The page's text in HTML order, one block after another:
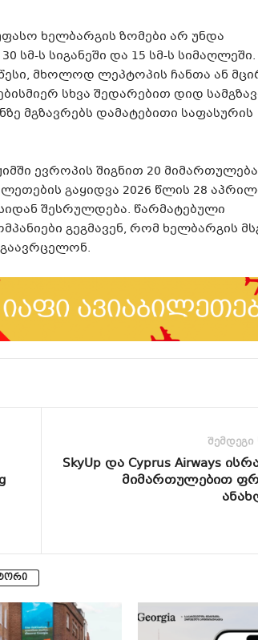
ხელბარგის ზომები არ უნდა
სმ-ს სიგანეში და 15 სმ-ს სიმაღლეში.
მხოლოდ ლეპტოპის ჩანთა ან
სხვა შედარებით დიდ
მგზავრებს დამატებითი საფასურის
ევროპის შიგნით 20
გაყიდვა 2026 წლის 28
შესრულდება. წარმატებული
გეგმავენ, რომ ხელბარგის
გაავრცელონ.
შემდეგი
SkyUp და Cyprus Airways
მიმართულებით